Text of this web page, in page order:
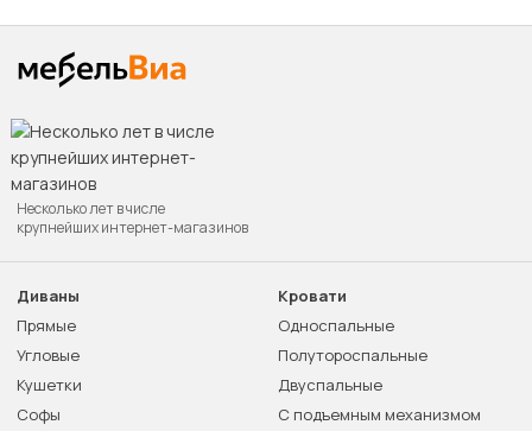
Несколько лет в числе
крупнейших интернет-магазинов
Диваны
Прямые
Угловые
Кушетки
Софы
Кровати
Односпальные
Полутороспальные
Двуспальные
С подъемным механизмом